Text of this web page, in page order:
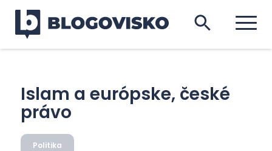
Islam a európske, české
právo
Politika